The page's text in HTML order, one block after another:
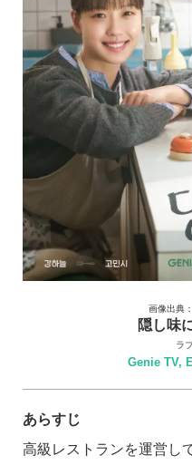
画像出典
隠し味
ラ
Genie TV,
あらすじ
高級レストランを運営し